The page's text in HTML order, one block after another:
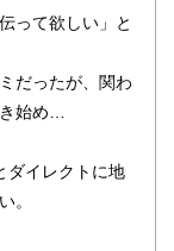
って欲しい」と
だったが、関わ
始め…
ダイレクトに地
。